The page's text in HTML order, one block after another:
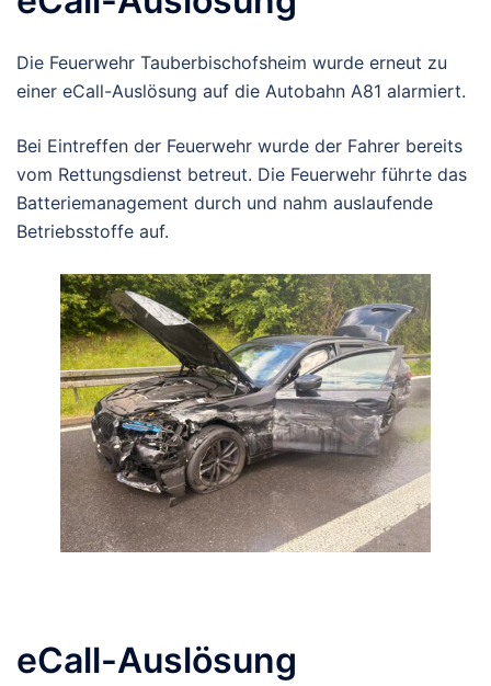
Die Feuerwehr Tauberbischofsheim wurde erneut zu
einer eCall-Auslösung auf die Autobahn A81 alarmiert.
Bei Eintreffen der Feuerwehr wurde der Fahrer bereits
vom Rettungsdienst betreut. Die Feuerwehr führte das
Batteriemanagement durch und nahm auslaufende
Betriebsstoffe auf.
eCall-Auslösung